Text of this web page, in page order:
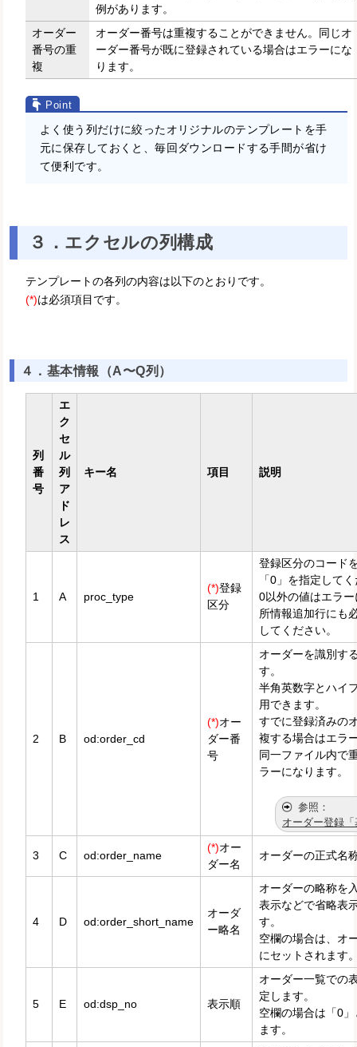
例があります。
オーダー
番号の重
複
オーダー番号は重複することができません。同じオ
ーダー番号が既に登録されている場合はエラーにな
ります。
よく使う列だけに絞ったオリジナルのテンプレートを手
元に保存しておくと、毎回ダウンロードする手間が省け
て便利です。
３．エクセルの列構成
テンプレートの各列の内容は以下のとおりです。
(*)は必須項目です。
４．基本情報（A〜Q列）
列
番
号
エ
ク
セ
ル
列
ア
ド
レ
ス
キー名 項目 説明
1 A proc_type
(*)登録
区分
登録区分のコード
「0」を指定して
0以外の値はエラ
所情報追加行にも
してください。
2 B od:order_cd
(*)オー
ダー番
号
オーダーを識別す
す。
半角英数字とハイ
用できます。
すでに登録済みの
複する場合はエラ
同一ファイル内で
ラーになります。
オーダー登録
3 C od:order_name
(*)オー
ダー名
オーダーの正式名
4 D od:order_short_name
オーダ
ー略名
オーダーの略称を
表示などで省略表
す。
空欄の場合は、オ
にセットされます
5 E od:dsp_no 表示順
オーダー一覧での
定します。
空欄の場合は「0
ます。